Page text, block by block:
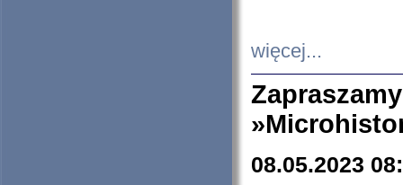
więcej...
08.05.2023